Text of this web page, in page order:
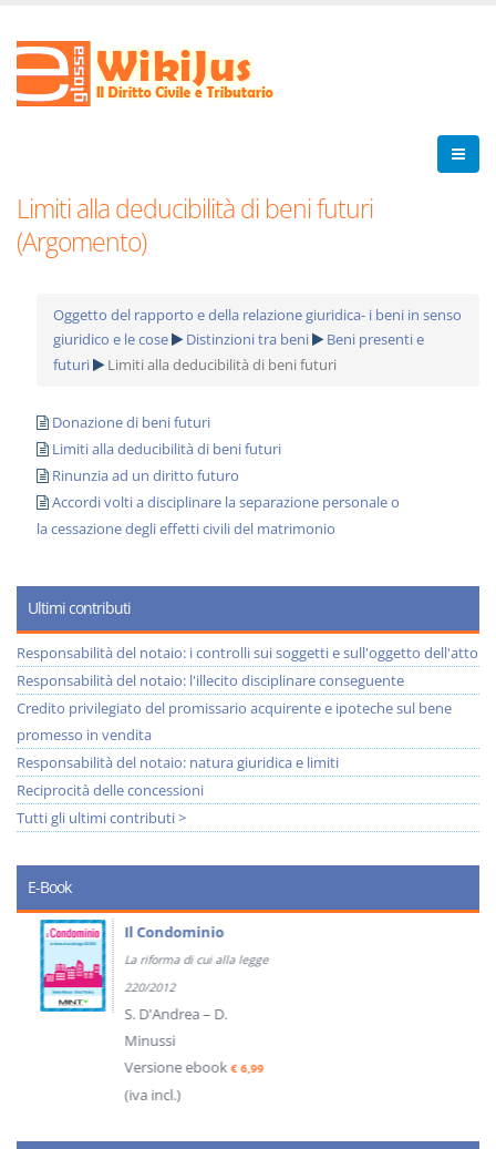
Limiti alla deducibilità di beni futuri
(Argomento)
Oggetto del rapporto e della relazione giuridica- i beni in senso
giuridico e le cose
Distinzioni tra beni
Beni presenti e
futuri
Limiti alla deducibilità di beni futuri
Donazione di beni futuri
Limiti alla deducibilità di beni futuri
Rinunzia ad un diritto futuro
Accordi volti a disciplinare la separazione personale o
la cessazione degli effetti civili del matrimonio
Ultimi contributi
Responsabilità del notaio: i controlli sui soggetti e sull'oggetto dell'atto
Responsabilità del notaio: l'illecito disciplinare conseguente
Credito privilegiato del promissario acquirente e ipoteche sul bene
promesso in vendita
Responsabilità del notaio: natura giuridica e limiti
Reciprocità delle concessioni
Tutti gli ultimi contributi >
E-Book
Il Condominio
La riforma di cui alla legge
220/2012
S. D'Andrea – D.
Minussi
Versione ebook€ 6,99
(iva incl.)